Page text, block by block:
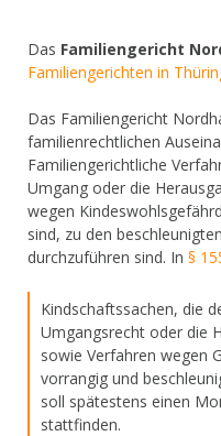
Das Familiengericht
Familiengerichten in
Das Familiengericht
familienrechtlichen
Familiengerichtliche
Umgang oder die
wegen
sind, zu den
durchzuführen sind. In §
Kindschaftssachen, die
Umgangsrecht oder die
sowie Verfahren wegen
vorrangig und
soll spätestens einen
stattfinden.